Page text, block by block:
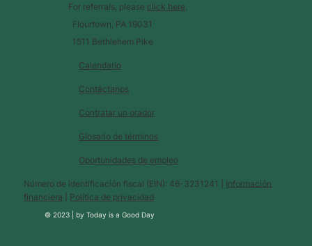
Calendario
Glosario de términos
Contáctanos
Contratar un orador
Oportunidades de empleo
Número de identificación fiscal (EIN): 46-3231241 | Información
financiera
Política de privacidad
© 2023 |byToday is a Good Day
For referrals, please click here
Flourtown, PA 19031
1511 Bethlehem Pike